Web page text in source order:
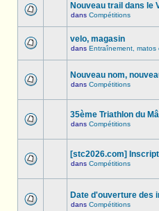
Nouveau trail dans le
dans Compétitions
velo, magasin
dans Entraînement, matos
Nouveau nom,
dans Compétitions
35ème Triathlon du
dans Compétitions
[stc2026.com]
dans Compétitions
Date d'ouverture des
dans Compétitions